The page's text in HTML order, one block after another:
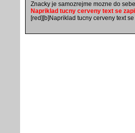
Znacky je samozrejme mozne do
Napriklad tucny cerveny text se
[red][b]Napriklad tucny cerveny text